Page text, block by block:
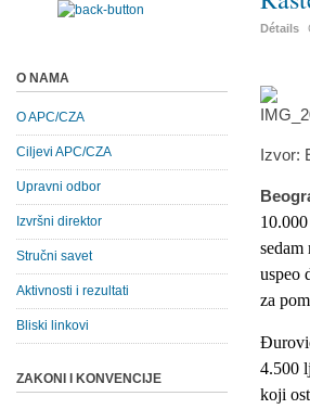
Détails
Izvor:
uspeo
za
4.500
koji
O NAMA
O APC/CZA
Ciljevi APC/CZA
Upravni odbor
Izvršni direktor
Stručni savet
Aktivnosti i rezultati
Bliski linkovi
ZAKONI I KONVENCIJE